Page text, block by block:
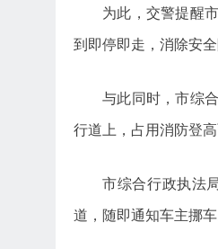
为此，交警提醒
到即停即走，消除安
与此同时，市综
行道上，占用消防登
市综合行政执法
道，随即通知车主挪车